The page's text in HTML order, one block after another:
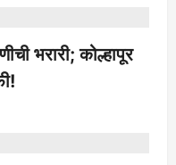
भरारी; कोल्हापूर